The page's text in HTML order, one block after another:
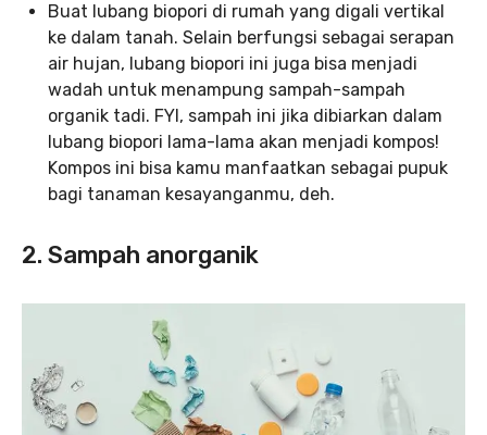
Buat lubang biopori di rumah yang digali vertikal
ke dalam tanah. Selain berfungsi sebagai serapan
air hujan, lubang biopori ini juga bisa menjadi
wadah untuk menampung sampah-sampah
organik tadi. FYI, sampah ini jika dibiarkan dalam
lubang biopori lama-lama akan menjadi kompos!
Kompos ini bisa kamu manfaatkan sebagai pupuk
bagi tanaman kesayanganmu, deh.
2. Sampah anorganik